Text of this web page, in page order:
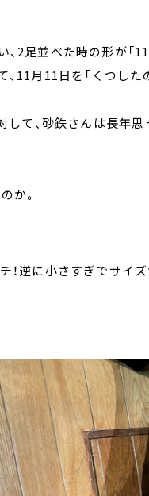
2足並べた時の形が「
11月11日を「くつした
して、砂鉄さんは長年
か。
逆に小さすぎでサイズ